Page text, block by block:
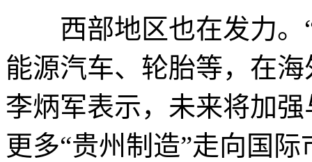
西部地区也在发力。“
能源汽车、轮胎等，在
李炳军表示，未来将加
更多“贵州制造”走向国